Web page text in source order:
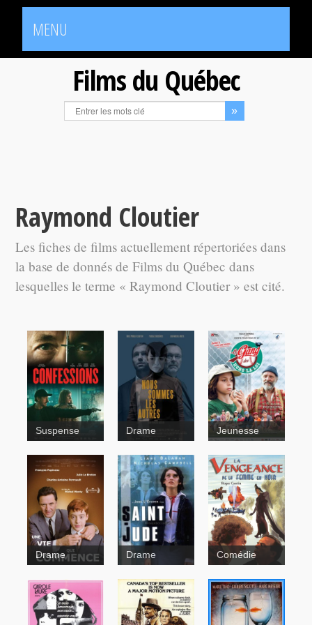
MENU
Films du Québec
Raymond Cloutier
Les fiches de films actuellement répertoriées dans
la base de donnés de Films du Québec dans
lesquelles le terme « Raymond Cloutier » est cité.
Babine
Esimésac
Les rois
mongols
Suspense
Nous
sommes les
autres
Drame
La gang des
hors-la-loi
Jeunesse
Drame Drame Comédie